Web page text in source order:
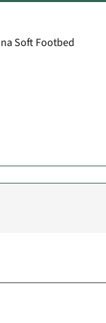
Soft Footbed